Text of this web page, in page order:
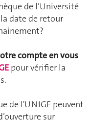
de l’Université
date de retour
compte en vous
pour vérifier la
de l'UNIGE peuvent
sur